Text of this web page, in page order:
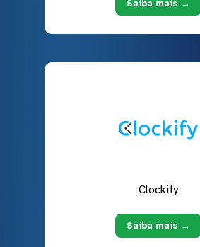
Saiba mais →
Clockify
Saiba mais →